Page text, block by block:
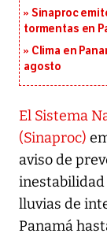
Sinaproc
tormentas en
Clima en
agosto
El Sistema
(Sinaproc)
aviso de
lluvias de
Panamá